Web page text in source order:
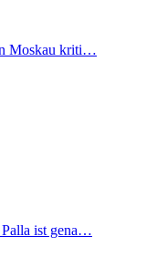
Moskau kriti…
ist gena…